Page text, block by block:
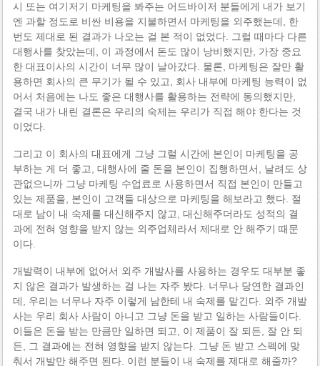
시 또는 여기저기 마케팅을 봐주는 어드바이저 분들에게 내가 보기
엔 과할 정도로 비싼 비용을 지불하면서 마케팅을 외주했는데, 한
번도 제대로 된 결과가 나오는 걸 본 적이 없었다. 그럴 때마다 다른
대행사를 찾았는데, 이 과정에서 돈도 많이 낭비했지만, 가장 중요
한 대표이사의 시간이 너무 많이 날아갔다. 물론, 마케팅은 잘만 활
용하면 회사의 큰 무기가 될 수 있고, 회사 내부에 마케팅 능력이 없
어서 처음에는 나도 좋은 대행사를 활용하는 전략에 동의했지만,
결국 내가 내린 결론은 우리의 숙제는 우리가 직접 해야 한다는 것
이었다.
그리고 이 회사의 대표에게 그냥 그럴 시간에 본인이 마케팅을 공
부하는 게 더 좋고, 대행사에 줄 돈을 본인이 집행하면서, 날려도 상
관없으니까 그냥 마케팅 수업료로 사용하면서 직접 본인이 만들고
있는 제품을, 본인이 고객들 대상으로 마케팅을 해보라고 했다. 절
대로 남이 내 숙제를 대신해주지 않고, 대신해주더라도 성적의 결
과에 전혀 영향을 받지 않는 외주업체라서 제대로 안 해주기 때문
이다.
개발력이 내부에 없어서 외주 개발사를 사용하는 경우도 대부분 좋
지 않은 결과가 발생하는 걸 나는 자주 봤다. 너무나 당연한 결과인
데, 우리는 너무나 자주 이렇게 남한테 내 숙제를 맡긴다. 외주 개발
사는 우리 회사 사람이 아니고 그냥 돈을 받고 일하는 사람들이다.
이들은 돈을 받는 만큼만 일하면 되고, 이 제품이 잘 되든, 잘 안 되
든, 그 결과에는 전혀 영향을 받지 않는다. 그냥 돈 받고 스펙에 맞
춰서 개발만 해주면 된다. 이런 분들이 내 숙제를 제대로 해줄까?